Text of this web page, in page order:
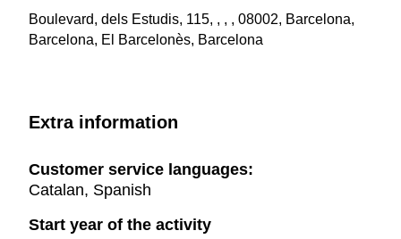
Boulevard, dels Estudis, 115, , , , 08002, Barcelona,
Barcelona, El Barcelonès, Barcelona
Extra information
Customer service languages:
Catalan, Spanish
Start year of the activity